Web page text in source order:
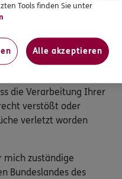
Gebrauch machen,
die Verarbeitung Ihrer
verstößt oder
verletzt worden
mich zuständige
Bundeslandes des
Tools finden Sie unter
Alle akzeptieren